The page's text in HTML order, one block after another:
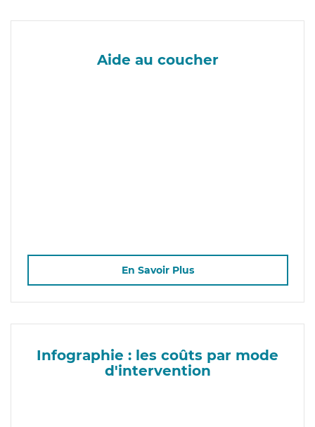
Aide au coucher
En Savoir Plus
Infographie : les coûts par mode
d'intervention